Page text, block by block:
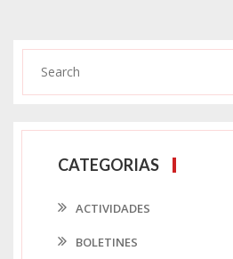
CATEGORIAS
ACTIVIDADES
BOLETINES